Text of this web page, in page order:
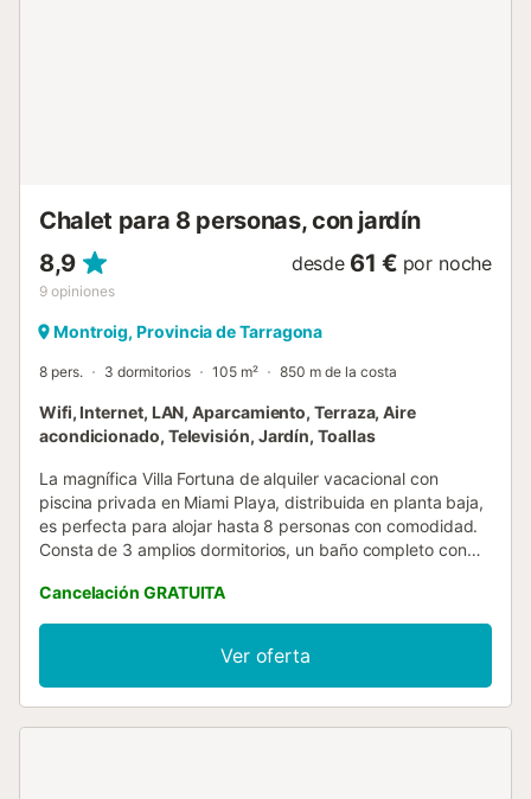
Chalet para 8 personas, con jardín
8,9
9 opiniones
desde 61 € por noche
Montroig, Provincia de Tarragona
8 pers. 3 dormitorios 105 m² 850 m de la costa
Wifi, Internet, LAN, Aparcamiento, Terraza, Aire
acondicionado, Televisión, Jardín, Toallas
La magnífica Villa Fortuna de alquiler vacacional con
piscina privada en Miami Playa, distribuida en planta baja,
es perfecta para alojar hasta 8 personas con comodidad.
Consta de 3 amplios dormitorios, un baño completo con
cama, y una cocina completamente equipada para
preparar deliciosas comidas. Además, cuenta con una
magnífica terraza-jardín con un agradable porche y vistas
a la piscina privada, equipada con mobiliario de terraza,
barbacoa y ducha exterior. La vivienda está
Cancelación GRATUITA
Ver oferta